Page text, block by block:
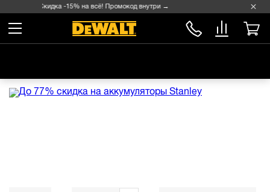
Скидка -15% на всё! Промокод внутри →